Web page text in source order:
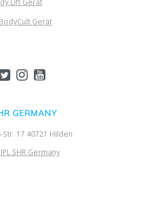
GERMANY
Str. 17 40721 Hilden
SHR Germany
Lift Gerät
Gerät